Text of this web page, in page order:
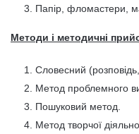
Папір, фломастери,
Методи і методичні
Словесний
Метод проблемного
Пошуковий метод.
Метод творчої